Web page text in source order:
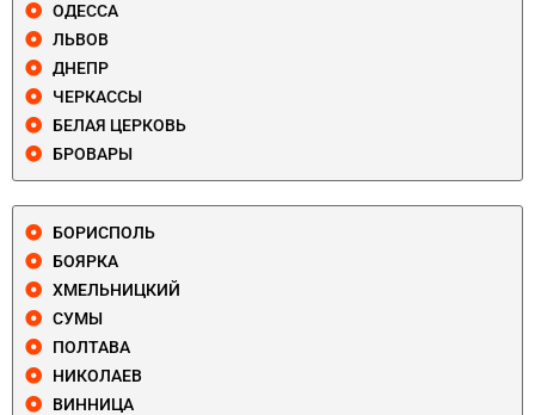
ОДЕССА
ЛЬВОВ
ДНЕПР
ЧЕРКАССЫ
БЕЛАЯ ЦЕРКОВЬ
БРОВАРЫ
БОРИСПОЛЬ
БОЯРКА
ХМЕЛЬНИЦКИЙ
СУМЫ
ПОЛТАВА
НИКОЛАЕВ
ВИННИЦА